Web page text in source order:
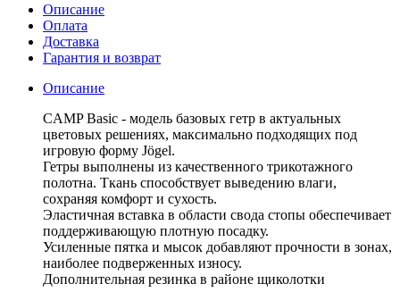
Описание
Оплата
Доставка
Гарантия и возврат
Описание
CAMP Basic - модель базовых гетр в актуальных
цветовых решениях, максимально подходящих под
игровую форму Jögel.
Гетры выполнены из качественного трикотажного
полотна. Ткань способствует выведению влаги,
сохраняя комфорт и сухость.
Эластичная вставка в области свода стопы обеспечивает
поддерживающую плотную посадку.
Усиленные пятка и мысок добавляют прочности в зонах,
наиболее подверженных износу.
Дополнительная резинка в районе щиколотки